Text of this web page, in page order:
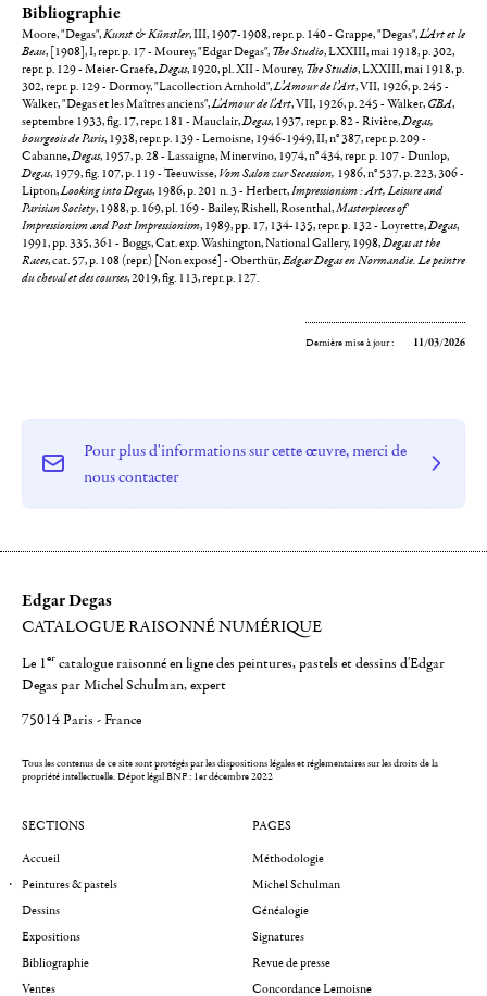
Bibliographie
Moore, "Degas",Kunst & Künstler, III, 1907-1908, repr. p. 140 - Grappe, "Degas",L'Art et le
Beau, [1908], I, repr. p. 17 - Mourey, "Edgar Degas", The Studio, LXXIII, mai 1918, p. 302,
repr. p. 129 - Meier-Graefe,Degas, 1920, pl. XII - Mourey, The Studio, LXXIII, mai 1918, p.
302, repr. p. 129 - Dormoy, "Lacollection Arnhold",L’Amour de l’Art, VII, 1926, p. 245 -
Walker, "Degas et les Maîtres anciens",L'Amour de l'Art, VII, 1926, p. 245 - Walker, GBA,
septembre 1933, fig. 17, repr. 181 - Mauclair,Degas, 1937, repr. p. 82 - Rivière,Degas,
bourgeois de Paris, 1938, repr. p. 139 - Lemoisne, 1946-1949, II, n° 387, repr. p. 209 -
Cabanne,Degas, 1957, p. 28 - Lassaigne, Minervino, 1974, n° 434, repr. p. 107 - Dunlop,
Degas, 1979, fig. 107, p. 119 - Teeuwisse, Vom Salon zur Secession, 1986, n° 537, p. 223, 306 -
Lipton,Looking into Degas, 1986, p. 201 n. 3 - Herbert,Impressionism : Art, Leisure and
Parisian Society, 1988, p. 169, pl. 169 - Bailey, Rishell, Rosenthal,Masterpieces of
Impressionism and Post Impressionism, 1989, pp. 17, 134-135, repr. p. 132 - Loyrette,Degas,
1991, pp. 335, 361 - Boggs, Cat. exp. Washington, National Gallery, 1998,Degas at the
Races, cat. 57, p. 108 (repr.) [Non exposé] - Oberthür,Edgar Degas en Normandie. Le peintre
du cheval et des courses, 2019, fig. 113, repr. p. 127.
Dernière mise à jour : 11/03/2026
Pour plus d'informations sur cette œuvre, merci de
nous contacter
Edgar Degas
CATALOGUE RAISONNÉ NUMÉRIQUE
Le 1er catalogue raisonné en ligne des peintures, pastels et dessins d'Edgar
Degas par Michel Schulman, expert
75014 Paris - France
Tous les contenus de ce site sont protégés par les dispositions légales et réglementaires sur les droits de la
propriété intellectuelle.Dépot légal BNF : 1er décembre 2022
SECTIONS
Accueil
Peintures & pastels
Dessins
Expositions
Bibliographie
Ventes
PAGES
Méthodologie
Michel Schulman
Généalogie
Signatures
Revue de presse
Concordance Lemoisne